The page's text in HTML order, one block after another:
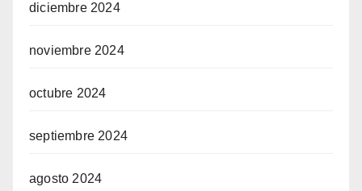
diciembre 2024
noviembre 2024
octubre 2024
septiembre 2024
agosto 2024